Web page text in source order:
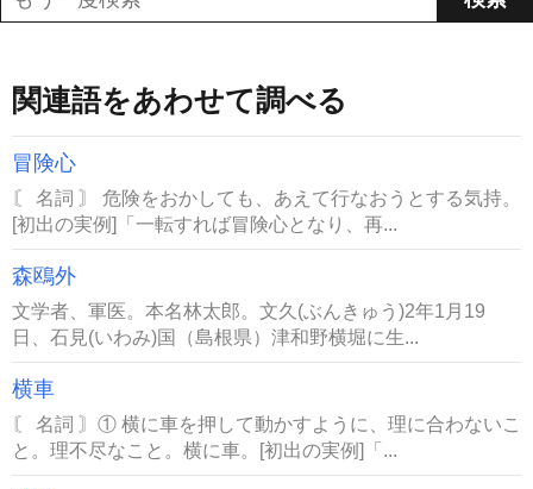
関連語をあわせて調べる
冒険心
〘 名詞 〙 危険をおかしても、あえて行なおうとする気持。
[初出の実例]「一転すれば冒険心となり、再...
森鴎外
文学者、軍医。本名林太郎。文久(ぶんきゅう)2年1月19
日、石見(いわみ)国（島根県）津和野横堀に生...
横車
〘 名詞 〙① 横に車を押して動かすように、理に合わないこ
と。理不尽なこと。横に車。[初出の実例]「...